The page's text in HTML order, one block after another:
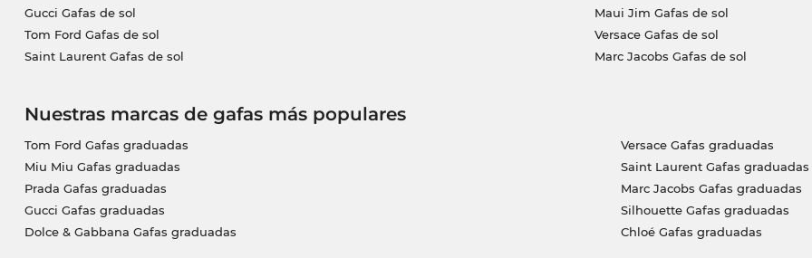
Gucci Gafas de sol
Tom Ford Gafas de sol
Saint Laurent Gafas de sol
Maui Jim Gafas de sol
Versace Gafas de sol
Marc Jacobs Gafas de sol
Nuestras marcas de gafas más populares
Tom Ford Gafas graduadas
Miu Miu Gafas graduadas
Prada Gafas graduadas
Gucci Gafas graduadas
Dolce & Gabbana Gafas graduadas
Versace Gafas graduadas
Saint Laurent Gafas graduadas
Marc Jacobs Gafas graduadas
Silhouette Gafas graduadas
Chloé Gafas graduadas